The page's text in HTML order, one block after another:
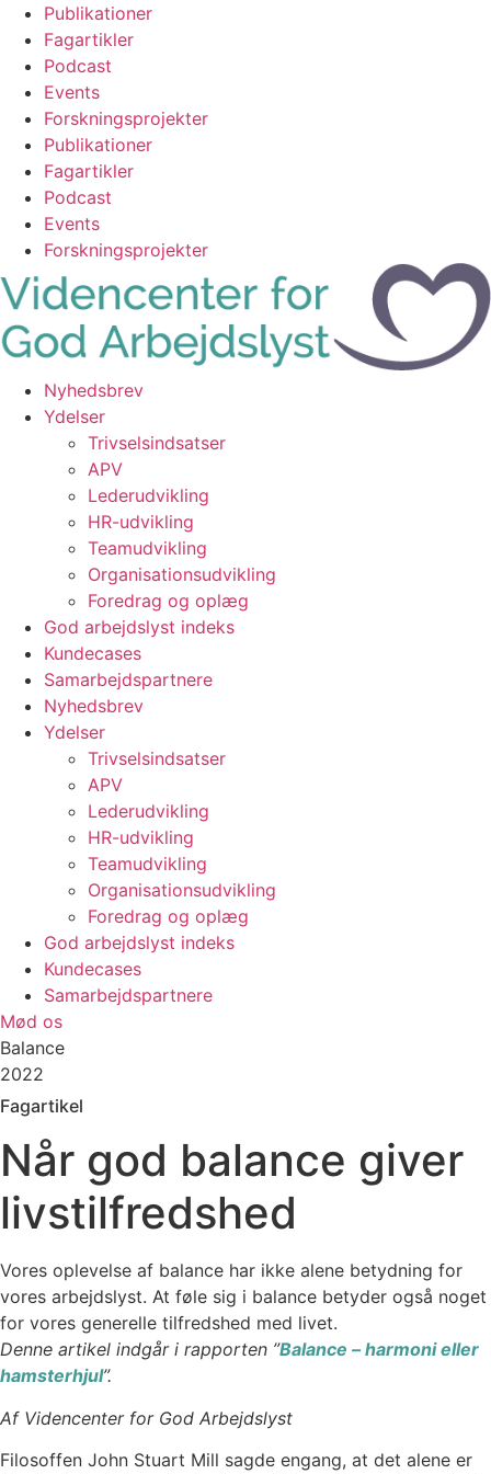
Videre
indhold
Publikationer
Fagartikler
Podcast
Events
Forskningsprojekter
Publikationer
Fagartikler
Podcast
Events
Forskningsprojekter
Nyhedsbrev
Ydelser
Trivselsindsatser
APV
Lederudvikling
HR-udvikling
Teamudvikling
Organisationsudvikling
Foredrag og oplæg
God arbejdslyst indeks
Kundecases
Samarbejdspartnere
Nyhedsbrev
Ydelser
Trivselsindsatser
APV
Lederudvikling
HR-udvikling
Teamudvikling
Organisationsudvikling
Foredrag og oplæg
God arbejdslyst indeks
Kundecases
Samarbejdspartnere
Mød os
Balance
2022
Fagartikel
Når god balance giver
livstilfredshed
Vores oplevelse af balance har ikke alene betydning for
vores arbejdslyst. At føle sig i balance betyder også noget
for vores generelle tilfredshed med livet.
Denne artikel indgår i rapporten ”Balance – harmoni eller
hamsterhjul”.
Af Videncenter for God Arbejdslyst
Filosoffen John Stuart Mill sagde engang, at det alene er